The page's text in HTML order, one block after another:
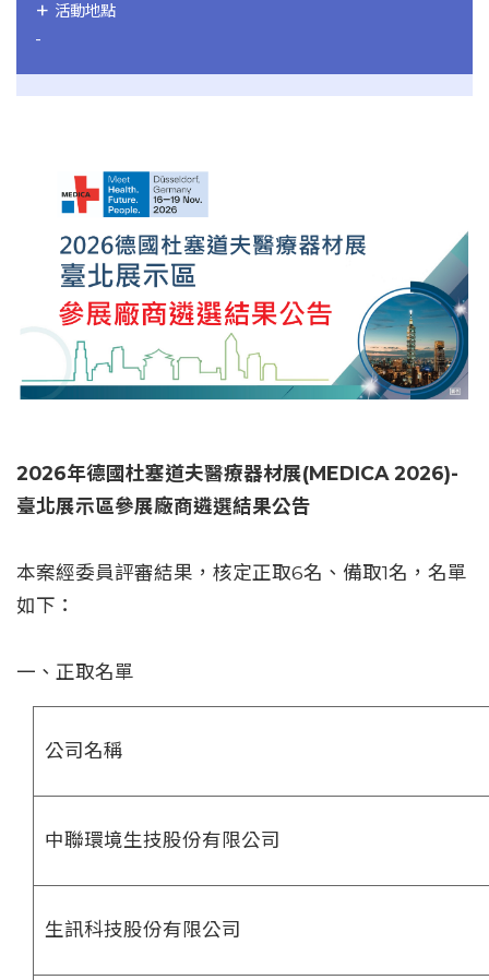
活動地點
-
2026年德國杜塞道夫醫療器材展(MEDICA 2026)-
臺北展示區參展廠商遴選結果公告
本案經委員評審結果，核定正取6名、備取1名，名單
如下：
一、正取名單
公司名稱
中聯環境生技股份有限公司
生訊科技股份有限公司